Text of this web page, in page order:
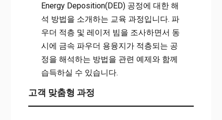
Energy Deposition(DED) 공정에 대한 해
석 방법을 소개하는 교육 과정입니다. 파
우더 적층 및 레이저 빔을 조사하면서 동
시에 금속 파우더 용융지가 적층되는 공
정을 해석하는 방법을 관련 예제와 함께
습득하실 수 있습니다.
고객 맞춤형 과정